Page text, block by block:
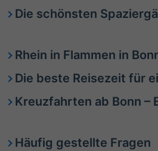
Die schönsten Spaziergänge und
Rhein in Flammen in Bonn
Die beste Reisezeit für eine
Kreuzfahrten ab Bonn –
Häufig gestellte Fragen